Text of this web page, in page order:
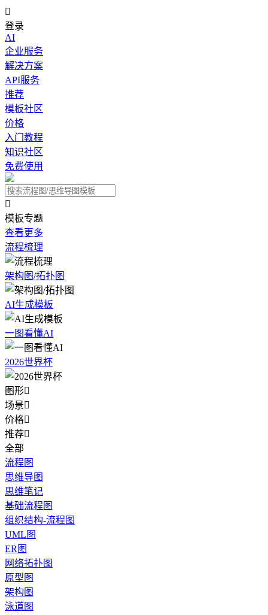

登录
AI
企业服务
解决方案
API服务
推荐
模板社区
价格
入门教程
知识社区
免费使用

模板专题
查看更多
流程梳理
架构图/拓扑图
AI生成模板
一图看懂AI
2026世界杯
图形
场景
价格
推荐
全部
流程图
思维导图
思维笔记
基础流程图
组织结构-流程图
UML图
ER图
网络拓扑图
原型图
架构图
泳道图